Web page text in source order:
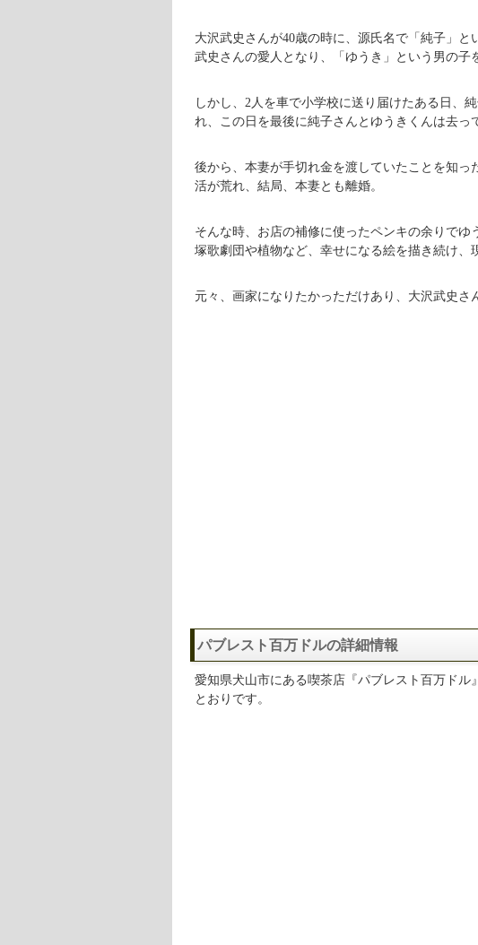
大沢武史さんが40歳の時に、源氏名で「純子」
武史さんの愛人となり、「ゆうき」という男の子
しかし、2人を車で小学校に送り届けたある日、
れ、この日を最後に純子さんとゆうきくんは去っ
後から、本妻が手切れ金を渡していたことを知
活が荒れ、結局、本妻とも離婚。
そんな時、お店の補修に使ったペンキの余りで
塚歌劇団や植物など、幸せになる絵を描き続け、
元々、画家になりたかっただけあり、大沢武史さ
パブレスト百万ドルの詳細情報
愛知県犬山市にある喫茶店『パブレスト百万ド
とおりです。